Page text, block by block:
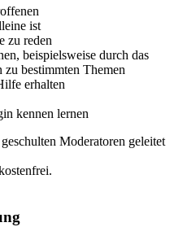
ist
zu reden
beispielsweise durch das
bestimmten Themen
erhalten
kennen lernen
Moderatoren geleitet